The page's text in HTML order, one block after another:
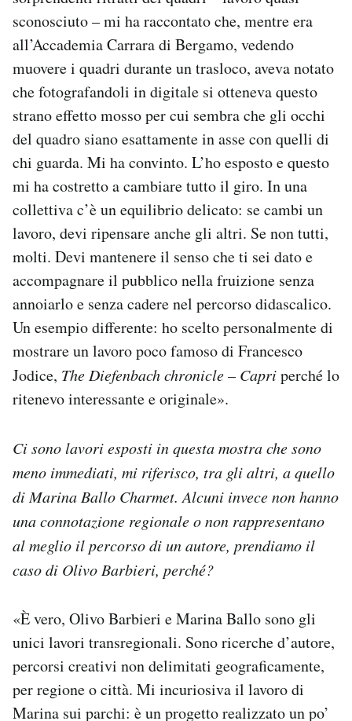
sconosciuto – mi ha raccontato che, mentre era
all’Accademia Carrara di Bergamo, vedendo
muovere i quadri durante un trasloco, aveva notato
che fotografandoli in digitale si otteneva questo
strano effetto mosso per cui sembra che gli occhi
del quadro siano esattamente in asse con quelli di
chi guarda. Mi ha convinto. L’ho esposto e questo
mi ha costretto a cambiare tutto il giro. In una
collettiva c’è un equilibrio delicato: se cambi un
lavoro, devi ripensare anche gli altri. Se non tutti,
molti. Devi mantenere il senso che ti sei dato e
accompagnare il pubblico nella fruizione senza
annoiarlo e senza cadere nel percorso didascalico.
Un esempio differente: ho scelto personalmente di
mostrare un lavoro poco famoso di Francesco
Jodice, The Diefenbach chronicle – Capriperché lo
ritenevo interessante e originale».
Ci sono lavori esposti in questa mostra che sono
meno immediati, mi riferisco, tra gli altri, a quello
di Marina Ballo Charmet. Alcuni invece non hanno
una connotazione regionale o non rappresentano
al meglio il percorso di un autore, prendiamo il
caso di Olivo Barbieri, perché?
«È vero, Olivo Barbieri e Marina Ballo sono gli
unici lavori transregionali. Sono ricerche d’autore,
percorsi creativi non delimitati geograficamente,
per regione o città. Mi incuriosiva il lavoro di
Marina sui parchi: è un progetto realizzato un po’